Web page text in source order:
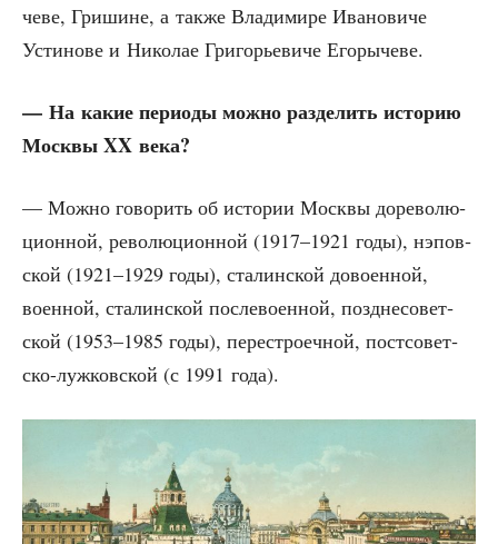
че­ве, Гри­шине, а так­же Вла­ди­ми­ре Ива­но­ви­че
Усти­но­ве и Нико­лае Гри­го­рье­ви­че Егорычеве.
— На какие пери­о­ды мож­но раз­де­лить исто­рию
Моск­вы XX века?
— Мож­но гово­рить об исто­рии Моск­вы доре­во­лю­
ци­он­ной, рево­лю­ци­он­ной (1917–1921 годы), нэпо­в­
ской (1921–1929 годы), ста­лин­ской дово­ен­ной,
воен­ной, ста­лин­ской после­во­ен­ной, позд­не­со­вет­
ской (1953–1985 годы), пере­стро­еч­ной, пост­со­вет­
ско-луж­ков­ской (с 1991 года).